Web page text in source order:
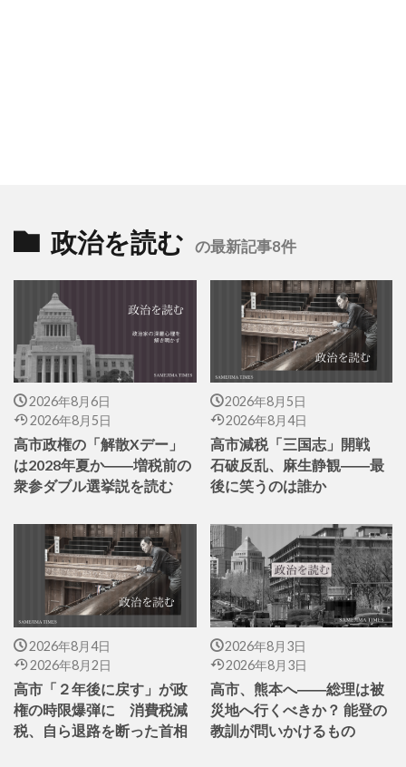
政治を読む の最新記事8件
2026年8月6日
2026年8月5日
高市政権の「解散Xデー」
は2028年夏か――増税前の
衆参ダブル選挙説を読む
2026年8月5日
2026年8月4日
高市減税「三国志」開戦
石破反乱、麻生静観――最
後に笑うのは誰か
2026年8月4日
2026年8月2日
高市「２年後に戻す」が政
権の時限爆弾に 消費税減
税、自ら退路を断った首相
2026年8月3日
2026年8月3日
高市、熊本へ――総理は被
災地へ行くべきか？ 能登の
教訓が問いかけるもの